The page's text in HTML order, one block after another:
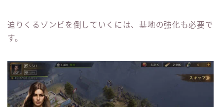
迫りくるゾンビを倒していくには、基地の強化も必要で
す。